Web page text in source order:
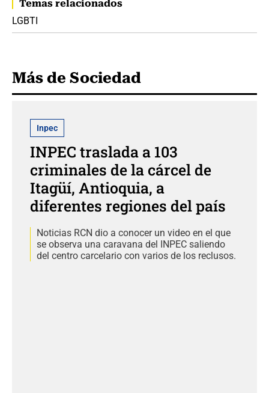
Temas relacionados
LGBTI
Más de Sociedad
Inpec
INPEC traslada a 103
criminales de la cárcel de
Itagüí, Antioquia, a
diferentes regiones del país
Noticias RCN dio a conocer un video en el que
se observa una caravana del INPEC saliendo
del centro carcelario con varios de los reclusos.